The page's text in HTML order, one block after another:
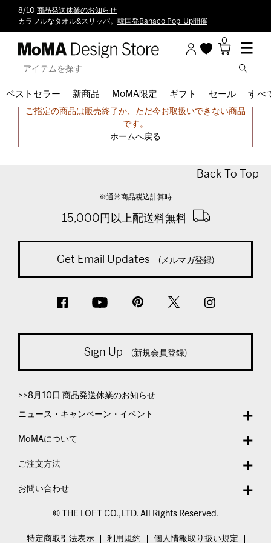
8/10 商品発送休業のお知らせ
カラフルなタオル&スリッパ。 韓国発Banaco Pop-Up開催
0
ベストセラー 新商品 MoMA限定 ギフト セール すべ
申し訳ございません。
ご指定の商品は販売終了か、ただ今お取扱いできない商品
です。
ホームへ戻る
Back To Top
※通常商品税込計算時
15,000円以上配送料無料
Get Email Updates (メルマガ登録)
Sign Up (新規会員登録)
>>8月10日 商品発送休業のお知らせ
ニュース・キャンペーン・イベント
MoMAについて
ご注文方法
お問い合わせ
© THE LOFT CO.,LTD. All Rights Reserved.
特定商取引法表示 利用規約 個人情報取り扱い規定